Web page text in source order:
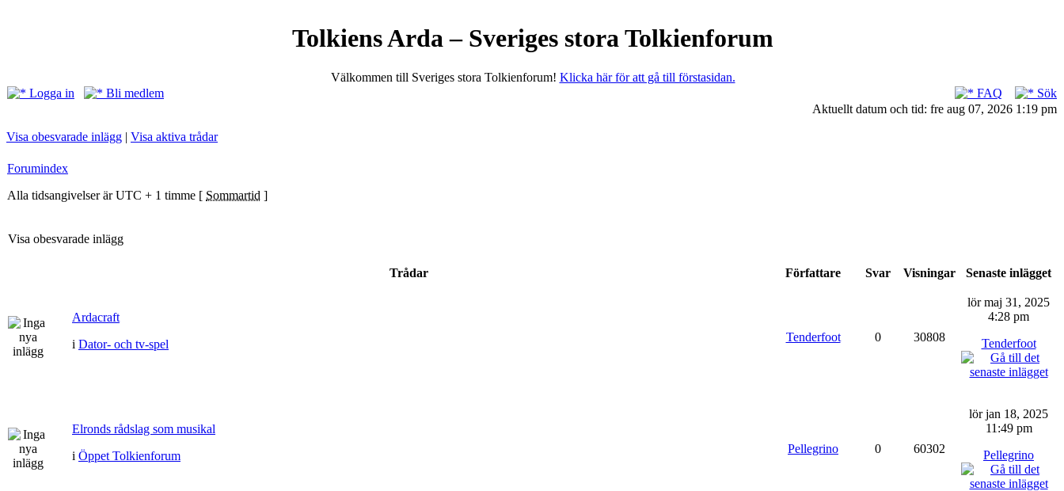
Tolkiens Arda – Sveriges stora Tolkienforum
Välkommen till Sveriges stora Tolkienforum! Klicka här för att gå till förstasidan.
Logga in
Bli medlem FAQ
Sök
Aktuellt datum och tid: fre aug 07, 2026 1:19 pm
Visa obesvarade inlägg | Visa aktiva trådar
Forumindex
Alla tidsangivelser är UTC + 1 timme [ Sommartid ]
Visa obesvarade inlägg
Trådar Författare Svar Visningar Senaste inlägget
Ardacraft
i Dator- och tv-spel
Tenderfoot 0 30808
lör maj 31, 2025
4:28 pm
Tenderfoot
Elronds rådslag som musikal
i Öppet Tolkienforum
Pellegrino 0 60302
lör jan 18, 2025
11:49 pm
Pellegrino